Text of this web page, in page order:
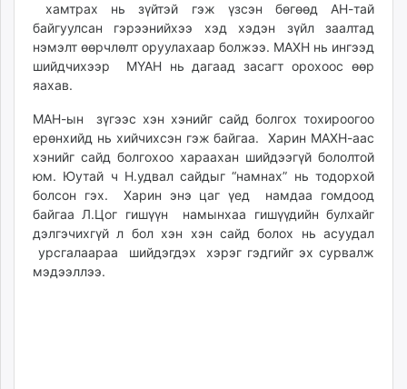
ugluu.mn
urlag.mn
unen.mn
asu.mn
shuurhai.mn
unuudur.mn
isee.mn
mglradio.com
fact.mn
itoim.mn
tumen.mn
хамтрах нь зүйтэй гэж үзсэн бөгөөд АН-тай
байгуулсан гэрээнийхээ хэд хэдэн зүйл заалтад
нэмэлт өөрчлөлт оруулахаар болжээ. МАХН нь ингээд
шийдчихээр МҮАН нь дагаад засагт орохоос өөр
яахав.
МАН-ын зүгээс хэн хэнийг сайд болгох тохироогоо
ерөнхийд нь хийчихсэн гэж байгаа. Харин МАХН-аас
хэнийг сайд болгохоо хараахан шийдээгүй бололтой
юм. Юутай ч Н.удвал сайдыг “намнах” нь тодорхой
болсон гэх. Харин энэ цаг үед намдаа гомдоод
байгаа Л.Цог гишүүн намынхаа гишүүдийн булхайг
дэлгэчихгүй л бол хэн хэн сайд болох нь асуудал
урсгалаараа шийдэгдэх хэрэг гэдгийг эх сурвалж
мэдээллээ.